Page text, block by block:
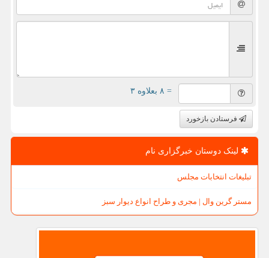
= ۸ بعلاوه ۳
فرستادن بازخورد
لینک دوستان خبرگزاری نام
تبلیغات انتخابات مجلس
مستر گرین وال | مجری و طراح انواع دیوار سبز